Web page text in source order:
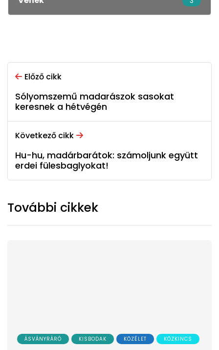
Előző cikk
Sólyomszemű madarászok sasokat
keresnek a hétvégén
Következő cikk
Hu-hu, madárbarátok: számoljunk együtt
erdei fülesbaglyokat!
További cikkek
ÁSVÁNYRÁRÓ KISBODAK KÖZÉLET KÖZKINCS